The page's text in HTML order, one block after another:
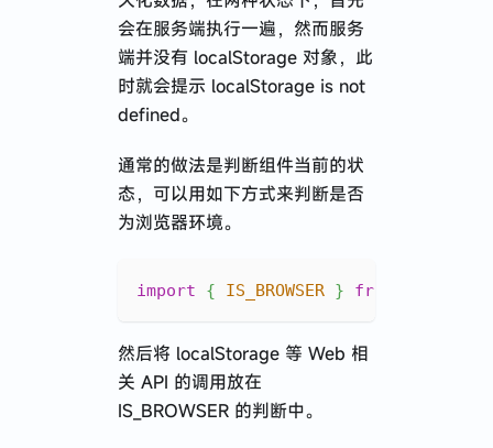
会在服务端执行一遍，然而服务
端并没有 localStorage 对象，此
时就会提示 localStorage is not
defined。
通常的做法是判断组件当前的状
态，可以用如下方式来判断是否
为浏览器环境。
import { IS_BROWSER } from
然后将 localStorage 等 Web 相
关 API 的调用放在
IS_BROWSER 的判断中。